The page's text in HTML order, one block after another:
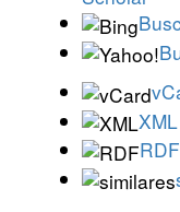
XML
RDF